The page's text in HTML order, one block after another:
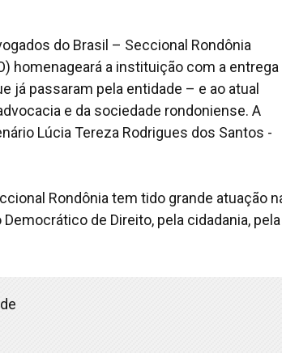
do Brasil – Seccional Rondônia
homenageará a instituição com a entrega
já passaram pela entidade – e ao atual
e da sociedade rondoniense. A
Lúcia Tereza Rodrigues dos Santos -
Rondônia tem tido grande atuação
de Direito, pela cidadania, pela